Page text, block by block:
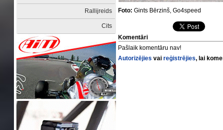
Rallijreids
Cits
Foto: Gints Bērzinš, Go4speed
Komentāri
Pašlaik komentāru nav!
Autorizējies vaireģistrējies, lai